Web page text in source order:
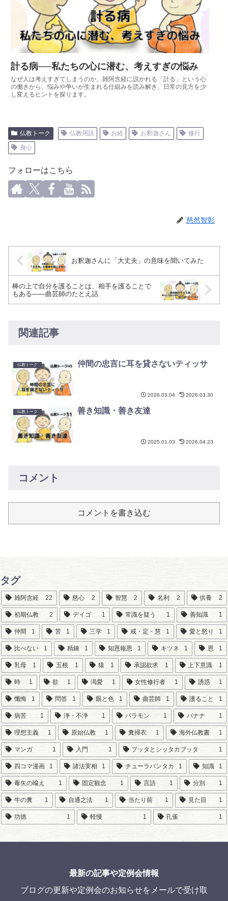
計る病──私たちの心に潜む、考えすぎの悩み
なぜ人は考えすぎてしまうのか。雑阿含経に説かれる「計る」という心
の働きから、悩みや争いが生まれる仕組みを読み解き、日常の見方を少
し変えるヒントを探ります。
仏教トーク 仏教用語 お経 お釈迦さん
修行
身心
フォローはこちら
慈然智彰
お釈迦さんに「大丈夫」の意味を聞いてみた
棒の上で自分を護ることは、相手を護ることで
もある――曲芸師のたとえ話
関連記事
仏教トーク 仲間の忠言に耳を貸さないティッサ
2026.03.04 2026.03.30
仏教トーク 善き知識・善き友達
2025.01.03 2026.04.23
コメント
コメントを書き込む
タグ
雑阿含経 22 慈心 2 智慧 2 名利 2 供養 2
初期仏教 2 デイゴ 1 常識を疑う 1 善知識 1
仲間 1 苦 1 三学 1 戒・定・慧 1 愛と怒り 1
比べない 1 精錬 1 知恩報恩 1 キツネ 1 恩 1
乳母 1 五根 1 猿 1 承認欲求 1 上下意識 1
時 1 欲 1 渇愛 1 女性修行者 1 誘惑 1
懺悔 1 問答 1 眼と色 1 曲芸師 1 護ること 1
病苦 1 浄・不浄 1 バラモン 1 バナナ 1
理想主義 1 原始仏教 1 糞掃衣 1 海外仏教書 1
マンガ 1 入門 1 ブッタとシッタカブッタ 1
四コマ漫画 1 諸法実相 1 チューラパンタカ 1 知識 1
毒矢の喩え 1 固定観念 1 言語 1 分別 1
牛の糞 1 自通之法 1 当たり前 1 見た目 1
功徳 1 軽慢 1 孔雀 1
最新の記事や定例会情報
ブログの更新や定例会のお知らせをメールで受け取